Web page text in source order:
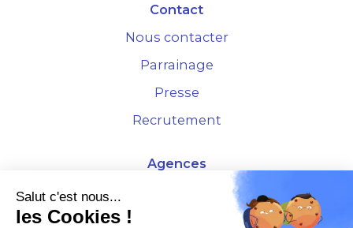
Contact
Nous contacter
Parrainage
Presse
Recrutement
Agences
4 Rue de la Bourse - 69001 Lyon
10 rue d'Austerlitz - 75012 Paris
Salut c'est nous...
les Cookies !